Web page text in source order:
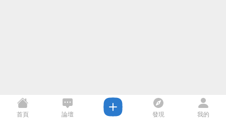
首頁 論壇 發現 我的